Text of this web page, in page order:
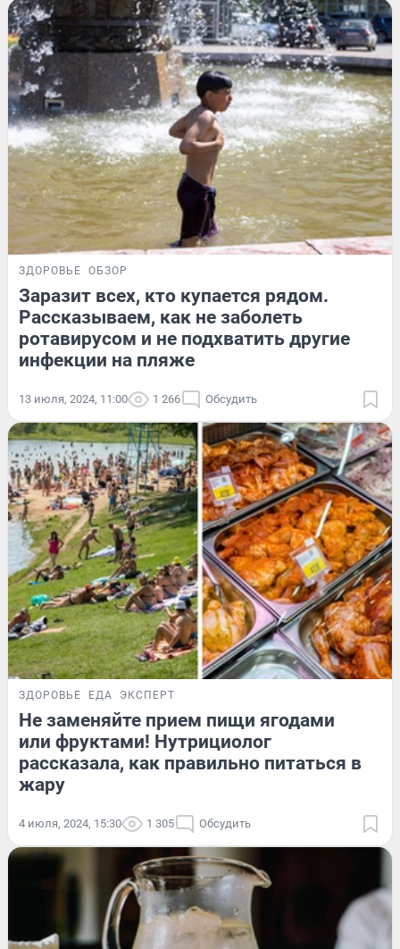
ЗДОРОВЬЕ ОБЗОР
Заразит всех, кто купается рядом.
Рассказываем, как не заболеть
ротавирусом и не подхватить другие
инфекции на пляже
13 июля, 2024, 11:00 1 266 Обсудить
ЗДОРОВЬЕ ЕДА ЭКСПЕРТ
Не заменяйте прием пищи ягодами
или фруктами! Нутрициолог
рассказала, как правильно питаться в
жару
4 июля, 2024, 15:30 1 305 Обсудить